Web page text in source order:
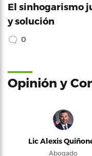
El sinhogarismo
y solución
0
Opinión y
Lic Alexis
Abogado